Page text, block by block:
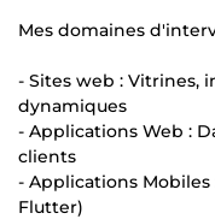
Mes domaines
- Sites web : Vitrines,
dynamiques
- Applications Web :
clients
- Applications Mobiles
Flutter)